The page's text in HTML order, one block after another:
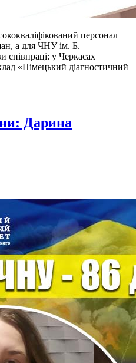
персонал
а для ЧНУ ім. Б.
у Черкасах
«Німецький діагностичний
Дарина